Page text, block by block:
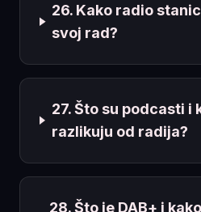
26. Kako radio
svoj rad?
27. Što su podcasti i
razlikuju od radija?
28. Što je DAB+ i